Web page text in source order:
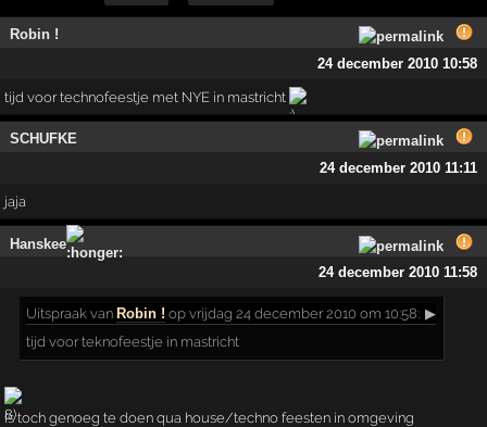
Robin !
24 december 2010 10:58
tijd voor technofeestje met NYE in mastricht
SCHUFKE
24 december 2010 11:11
jaja
Hanskee
24 december 2010 11:58
Uitspraak van Robin ! op vrijdag 24 december 2010 om 10:58: ▶
tijd voor teknofeestje in mastricht
Is toch genoeg te doen qua house/techno feesten in omgeving